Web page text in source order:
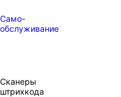
Само-
обслуживание
Сканеры
штрихкода